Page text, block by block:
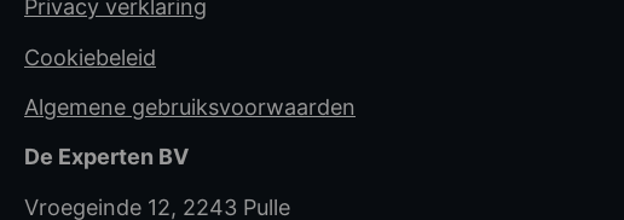
Privacy verklaring
Cookiebeleid
Algemene gebruiksvoorwaarden
De Experten BV
Vroegeinde 12, 2243 Pulle